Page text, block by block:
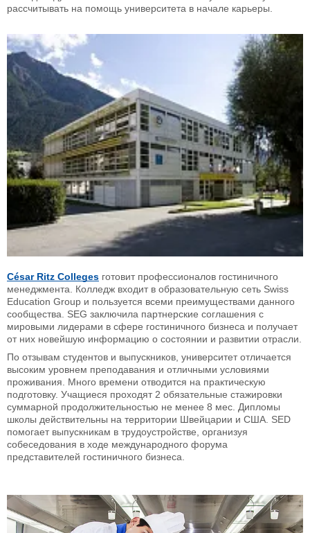
рассчитывать на помощь университета в начале карьеры.
César Ritz Colleges готовит профессионалов гостиничного
менеджмента. Колледж входит в образовательную сеть Swiss
Education Group и пользуется всеми преимуществами данного
сообщества. SEG заключила партнерские соглашения с
мировыми лидерами в сфере гостиничного бизнеса и получает
от них новейшую информацию о состоянии и развитии отрасли.
По отзывам студентов и выпускников, университет отличается
высоким уровнем преподавания и отличными условиями
проживания. Много времени отводится на практическую
подготовку. Учащиеся проходят 2 обязательные стажировки
суммарной продолжительностью не менее 8 мес. Дипломы
школы действительны на территории Швейцарии и США. SED
помогает выпускникам в трудоустройстве, организуя
собеседования в ходе международного форума
представителей гостиничного бизнеса.